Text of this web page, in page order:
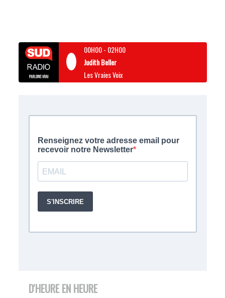
00H00- 02H00
Judith Beller
Les Vraies Voix
D'HEURE EN HEURE